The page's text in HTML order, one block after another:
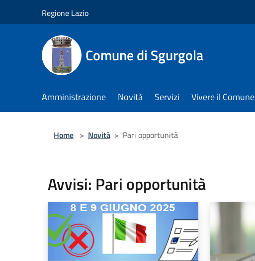
Regione Lazio
Comune di Sgurgola
Amministrazione Novità Servizi Vivere il Comune
Home > Novità > Pari opportunità
Avvisi: Pari opportunità